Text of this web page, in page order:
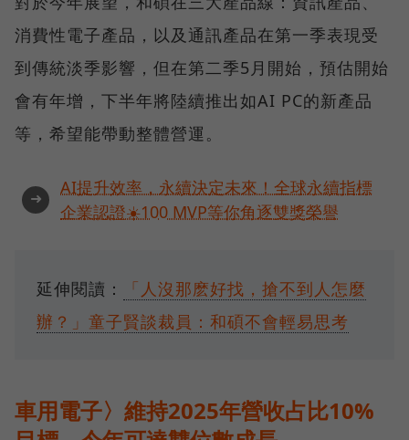
消費性電子產品，以及通訊產品在第一季表現受
到傳統淡季影響，但在第二季5月開始，預估開始
會有年增，下半年將陸續推出如AI PC的新產品
等，希望能帶動整體營運。
➜
AI提升效率，永續決定未來！全球永續指標
企業認證☀️100 MVP等你角逐雙獎榮譽
延伸閱讀：
「人沒那麽好找，搶不到人怎麼
辦？」童子賢談裁員：和碩不會輕易思考
車用電子〉維持2025年營收占比10%